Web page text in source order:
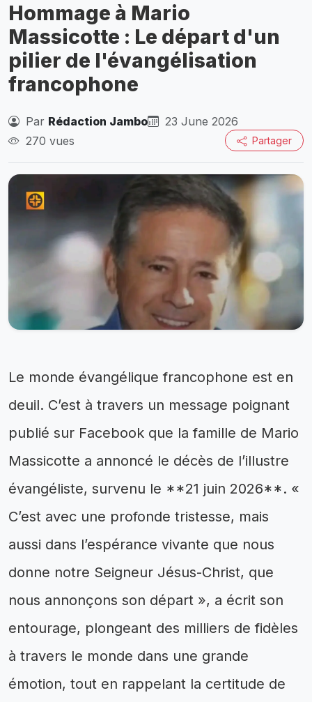
Hommage à Mario
Massicotte : Le départ d'un
pilier de l'évangélisation
francophone
Par Rédaction Jambo
23 June 2026
270 vues
Partager
Le monde évangélique francophone est en
deuil. C’est à travers un message poignant
publié sur Facebook que la famille de Mario
Massicotte a annoncé le décès de l’illustre
évangéliste, survenu le **21 juin 2026**. «
C’est avec une profonde tristesse, mais
aussi dans l’espérance vivante que nous
donne notre Seigneur Jésus-Christ, que
nous annonçons son départ », a écrit son
entourage, plongeant des milliers de fidèles
à travers le monde dans une grande
émotion, tout en rappelant la certitude de